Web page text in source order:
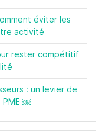
éviter les
activité
rester compétitif
: un levier de
PME ￼